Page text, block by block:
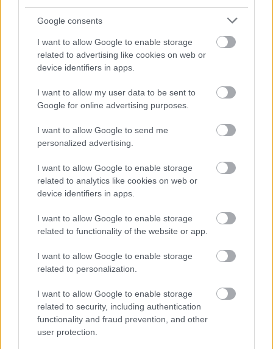
Google consents
I want to allow Google to enable storage
related to advertising like cookies on web or
device identifiers in apps.
I want to allow my user data to be sent to
Google for online advertising purposes.
I want to allow Google to send me
personalized advertising.
I want to allow Google to enable storage
related to analytics like cookies on web or
device identifiers in apps.
I want to allow Google to enable storage
related to functionality of the website or app.
I want to allow Google to enable storage
related to personalization.
I want to allow Google to enable storage
related to security, including authentication
functionality and fraud prevention, and other
user protection.
Ο Τάσος Δούσης στα Χανιά με τις
Ποιος είναι ο καλύτερος στα ταξίδια; Ποιος ξέρει
σπιθαμή προς σπιθαμή τηνΕλλάδα
. Ουδείς
καλύτερος από τονΤάσο Δούση που μέσα από την
εκπομπή του Εικόνεςαλλά και με τόση ταξιδιωτική
εμπειρία στην πλάτη θα σας δείξει τώρα όλα όσα
Καθίστε αναπαυτικά και απολαύστε λοιπόν το
Εικόνες, για να γνωρίσετε την πόλη σαν ντόπιος!